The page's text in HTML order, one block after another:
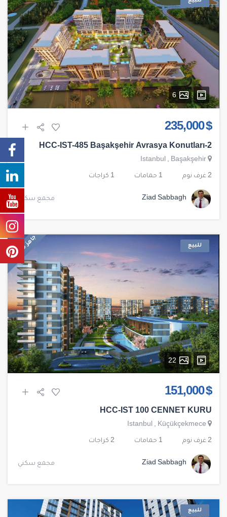
6
$ 235,000
HCC-IST-485 Başakşehir Avrasya Konutları-2
Istanbul , Başakşehir
2 غرف نوم 1 حمامات 1 كراجات
Ziad Sabbagh مجمع سكني
للبيع جاهز للسكن
22
$ 151,000
HCC-IST 100 CENNET KURU
Istanbul , Küçükçekmece
2 غرف نوم 1 حمامات 2 كراجات
Ziad Sabbagh مجمع سكني
للبيع